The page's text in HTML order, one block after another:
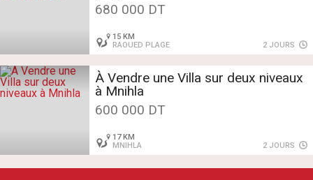
680 000 DT
15 KM
RAOUED PLAGE
2 JOURS
À Vendre une Villa sur deux niveaux
à Mnihla
600 000 DT
17 KM
MNIHLA
2 JOURS